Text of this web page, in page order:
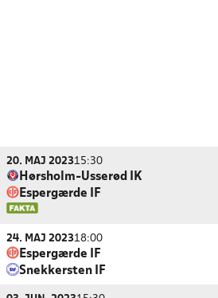
20. MAJ 202315:30
Hørsholm-Usserød IK
Espergærde IF
24. MAJ 202318:00
Espergærde IF
Snekkersten IF